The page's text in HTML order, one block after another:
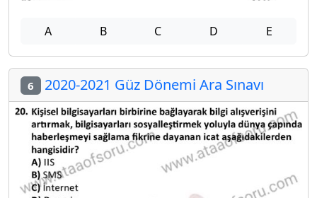
A B C D E
6 2020-2021 Güz Dönemi Ara Sınavı